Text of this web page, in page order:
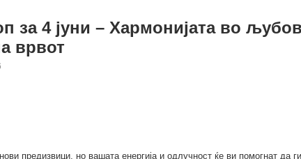
за 4 јуни – Хармонијата во
врвот
предизвици, но вашата енергија и одлучност ќе ви помогнат да